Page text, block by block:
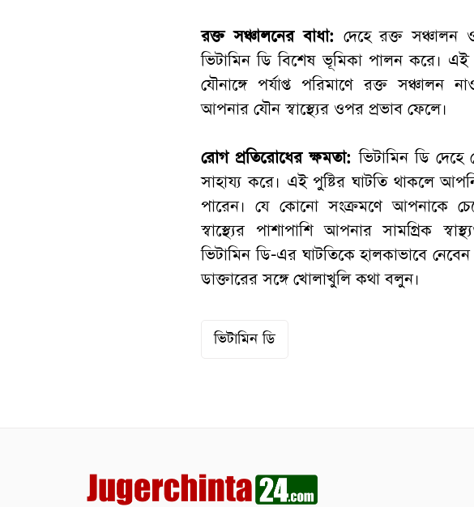
রক্ত সঞ্চালনের বাধা: দেহে রক্ত সঞ্চালন
ভিটামিন ডি বিশেষ ভূমিকা পালন করে।
যৌনাঙ্গে পর্যাপ্ত পরিমাণে রক্ত সঞ্চালন
আপনার যৌন স্বাস্থ্যের ওপর প্রভাব ফেলে।
রোগ প্রতিরোধের ক্ষমতা: ভিটামিন ডি
সাহায্য করে। এই পুষ্টির ঘাটতি থাকলে
পারেন। যে কোনো সংক্রমণে আপনাকে
স্বাস্থ্যের পাশাপাশি আপনার সামগ্রিক
ভিটামিন ডি-এর ঘাটতিকে হালকাভাবে
ডাক্তারের সঙ্গে খোলাখুলি কথা বলুন।
ভিটামিন ডি